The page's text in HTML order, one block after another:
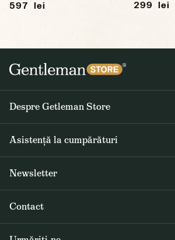
597 lei 299 lei
Despre Getleman Store
Asistență la cumpărături
Termeni și condiții
GDPR
Newsletter
informații despre produse noi și oferte speciale
Contact